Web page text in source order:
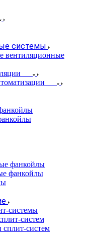
системы
вентиляционные
фанкойлы
фанкойлы
системы
систем
сплит-систем